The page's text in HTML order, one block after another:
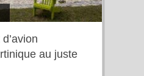
au juste